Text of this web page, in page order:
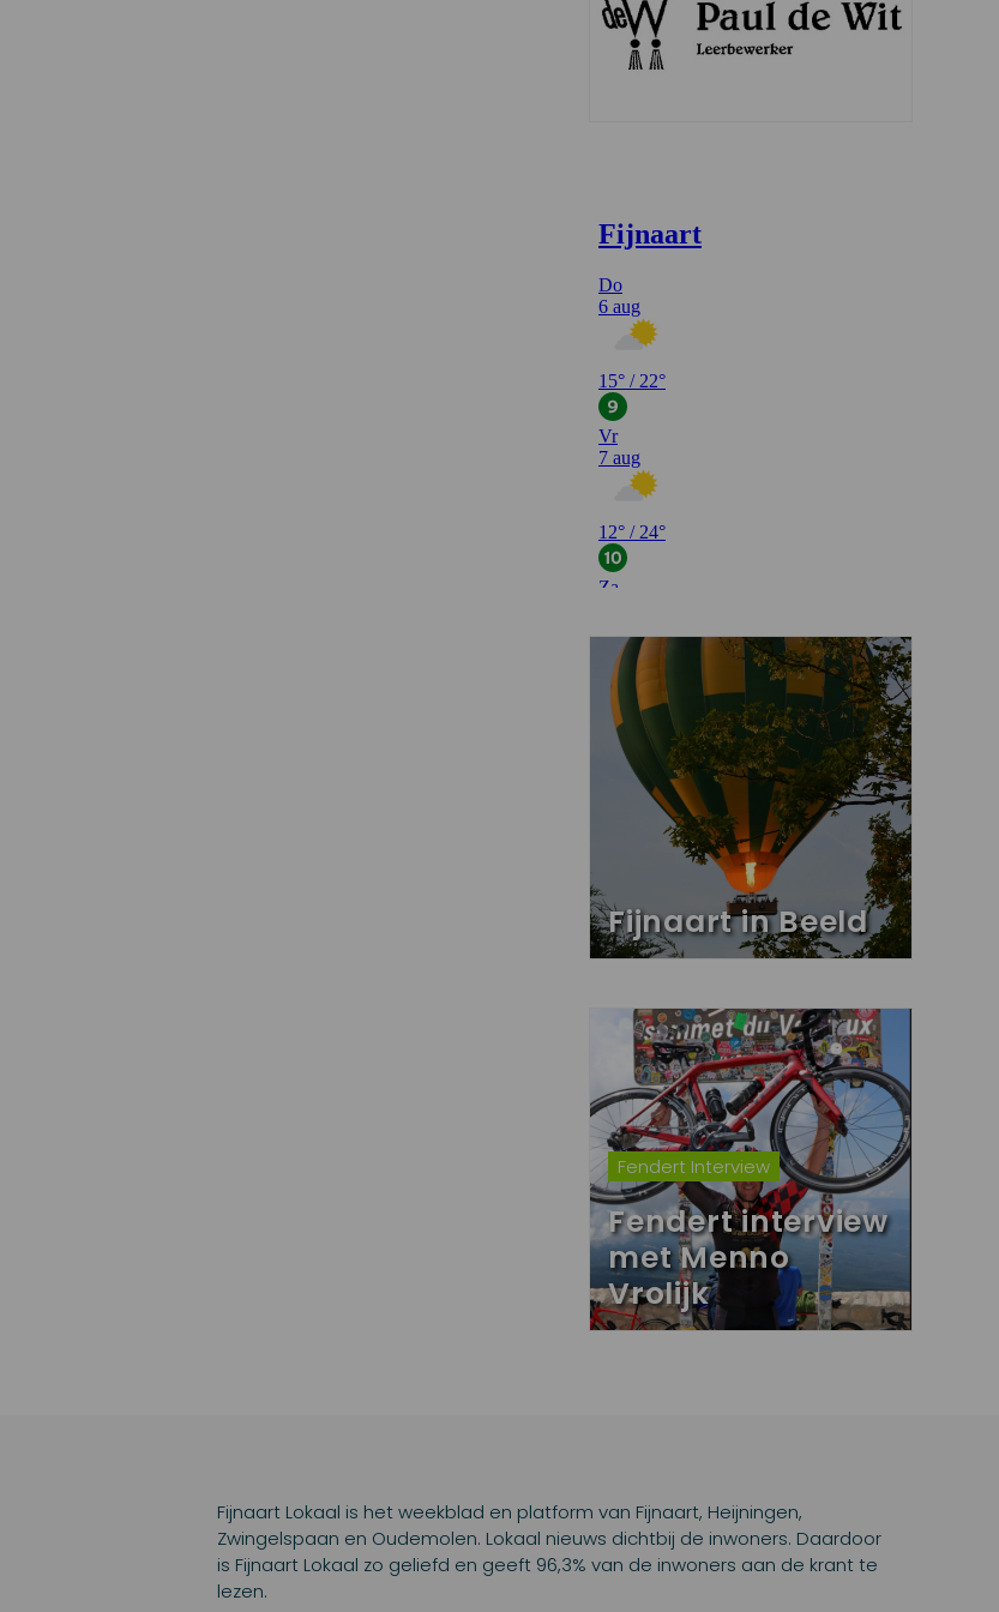
Fijnaart in Beeld
Fendert Interview
Fendert interview
met Menno
Vrolijk
Fijnaart Lokaal is het weekblad en platform van Fijnaart, Heijningen,
Zwingelspaan en Oudemolen. Lokaal nieuws dichtbij de inwoners. Daardoor
is Fijnaart Lokaal zo geliefd en geeft 96,3% van de inwoners aan de krant te
lezen.